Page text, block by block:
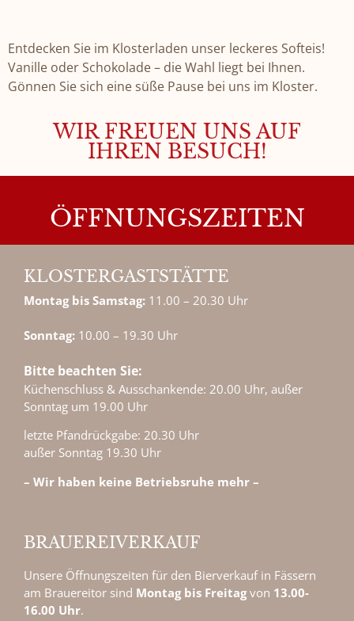
Entdecken Sie im Klosterladen unser leckeres Softeis!
Vanille oder Schokolade – die Wahl liegt bei Ihnen.
Gönnen Sie sich eine süße Pause bei uns im Kloster.
WIR FREUEN UNS AUF
IHREN BESUCH!
ÖFFNUNGSZEITEN
KLOSTERGASTSTÄTTE
Montag bis Samstag:11.00 – 20.30 Uhr
Sonntag:10.00 – 19.30 Uhr
Bitte beachten Sie:
Küchenschluss & Ausschankende: 20.00 Uhr, außer
Sonntag um 19.00 Uhr
letzte Pfandrückgabe: 20.30 Uhr
außer Sonntag 19.30 Uhr
– Wir haben keine Betriebsruhe mehr –
BRAUEREI­VER­KAUF
Unsere Öffnungszeiten für den Bierverkauf in Fässern
am Brauereitor sind Montag bis Freitagvon 13.00-
16.00 Uhr.